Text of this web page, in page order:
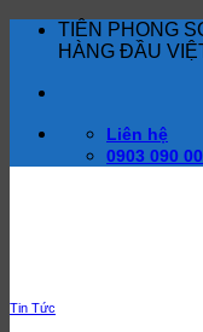
dung
TIÊN PHONG
HÀNG ĐẦU
Liên hệ
0903 090
Tin Tức